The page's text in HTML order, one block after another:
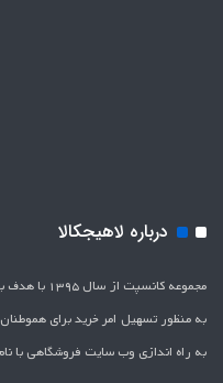
درباره لاهیجکالا
مجموعه
به منظور تسهیل امر خرید برای هموطنان
به راه اندازی وب سایت فروشگاهی با